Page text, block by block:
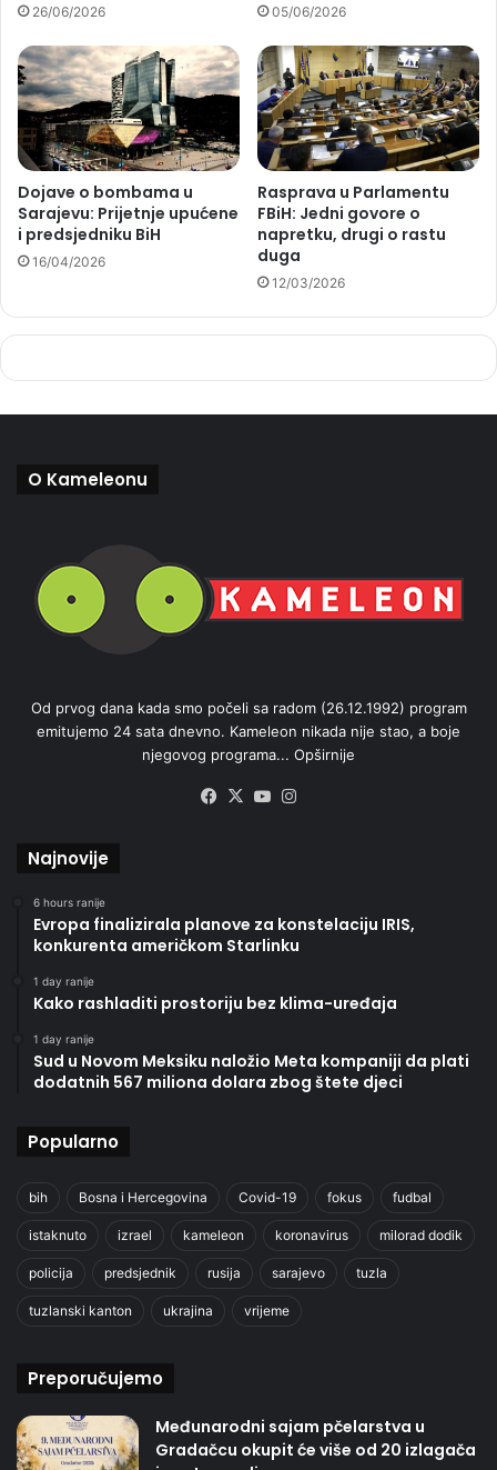
26/06/2026 05/06/2026
Dojave o bombama u
Sarajevu: Prijetnje upućene
i predsjedniku BiH
16/04/2026
Rasprava u Parlamentu
FBiH: Jedni govore o
napretku, drugi o rastu
duga
12/03/2026
O Kameleonu
Od prvog dana kada smo počeli sa radom (26.12.1992) program
emitujemo 24 sata dnevno. Kameleon nikada nije stao, a boje
njegovog programa... Opširnije
Facebook
X YouTube
Najnovije
6 hours ranije
Evropa finalizirala planove za konstelaciju IRIS,
konkurenta američkom Starlinku
1 day ranije
Kako rashladiti prostoriju bez klima-uređaja
1 day ranije
Sud u Novom Meksiku naložio Meta kompaniji da plati
dodatnih 567 miliona dolara zbog štete djeci
Popularno
bih Bosna i Hercegovina Covid-19 fokus fudbal
istaknuto izrael kameleon koronavirus milorad dodik
policija predsjednik rusija sarajevo tuzla
tuzlanski kanton ukrajina vrijeme
Preporučujemo
Međunarodni sajam pčelarstva u
Gradačcu okupit će više od 20 izlagača